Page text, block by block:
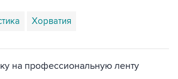
Хорватия
на профессиональную ленту